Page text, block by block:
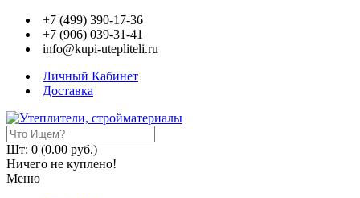
+7 (499) 390-17-36
+7 (906) 039-31-41
info@kupi-utepliteli.ru
Личный Кабинет
Доставка
Шт: 0 (0.00 руб.)
Ничего не куплено!
Меню